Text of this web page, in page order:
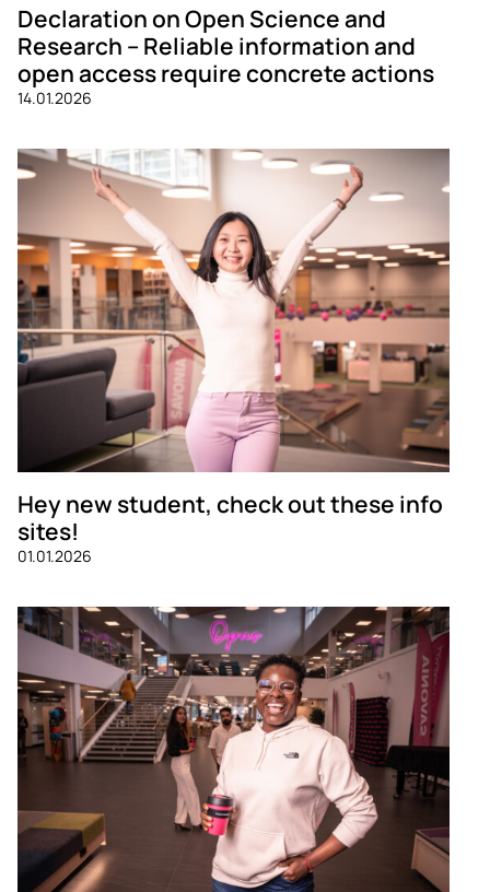
Declaration on Open Science and
Research – Reliable information and
open access require concrete actions
14.01.2026
Hey new student, check out these info
sites!
01.01.2026